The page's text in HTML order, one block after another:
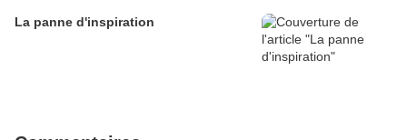
La panne d'inspiration